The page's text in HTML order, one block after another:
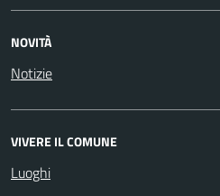
NOVITÀ
Notizie
VIVERE IL COMUNE
Luoghi